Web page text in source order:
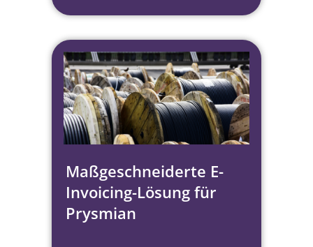
Maßgeschneiderte E-
Invoicing-Lösung für
Prysmian